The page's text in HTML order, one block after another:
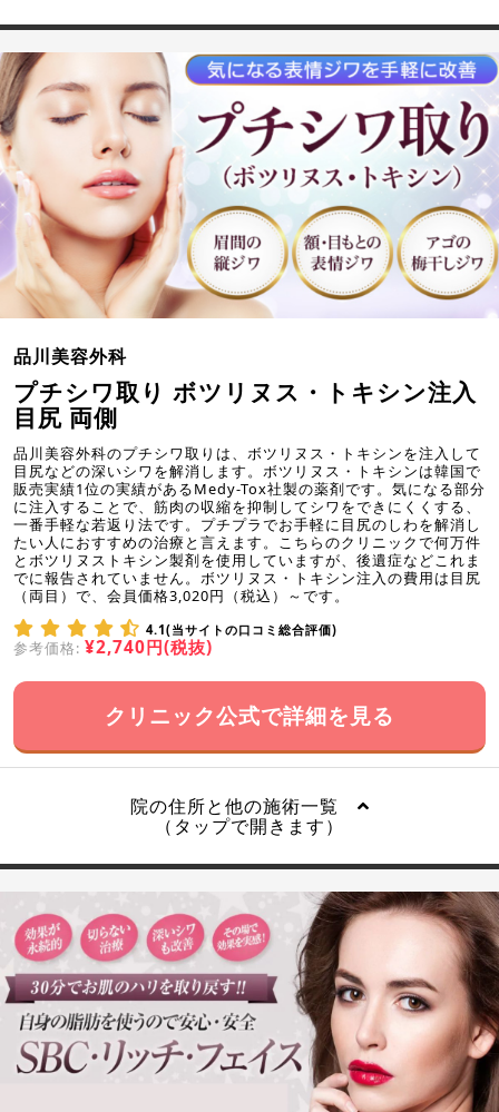
品川美容外科
プチシワ取り ボツリヌス・トキシン注入
目尻 両側
品川美容外科のプチシワ取りは、ボツリヌス・トキシンを注入して
目尻などの深いシワを解消します。ボツリヌス・トキシンは韓国で
販売実績1位の実績があるMedy-Tox社製の薬剤です。気になる部分
に注入することで、筋肉の収縮を抑制してシワをできにくくする、
一番手軽な若返り法です。プチプラでお手軽に目尻のしわを解消し
たい人におすすめの治療と言えます。こちらのクリニックで何万件
とボツリヌストキシン製剤を使用していますが、後遺症などこれま
でに報告されていません。ボツリヌス・トキシン注入の費用は目尻
（両目）で、会員価格3,020円（税込）～です。
4.1(当サイトの口コミ総合評価)
参考価格: ¥2,740円(税抜)
クリニック公式で詳細を見る
院の住所と他の施術一覧
（タップで開きます）